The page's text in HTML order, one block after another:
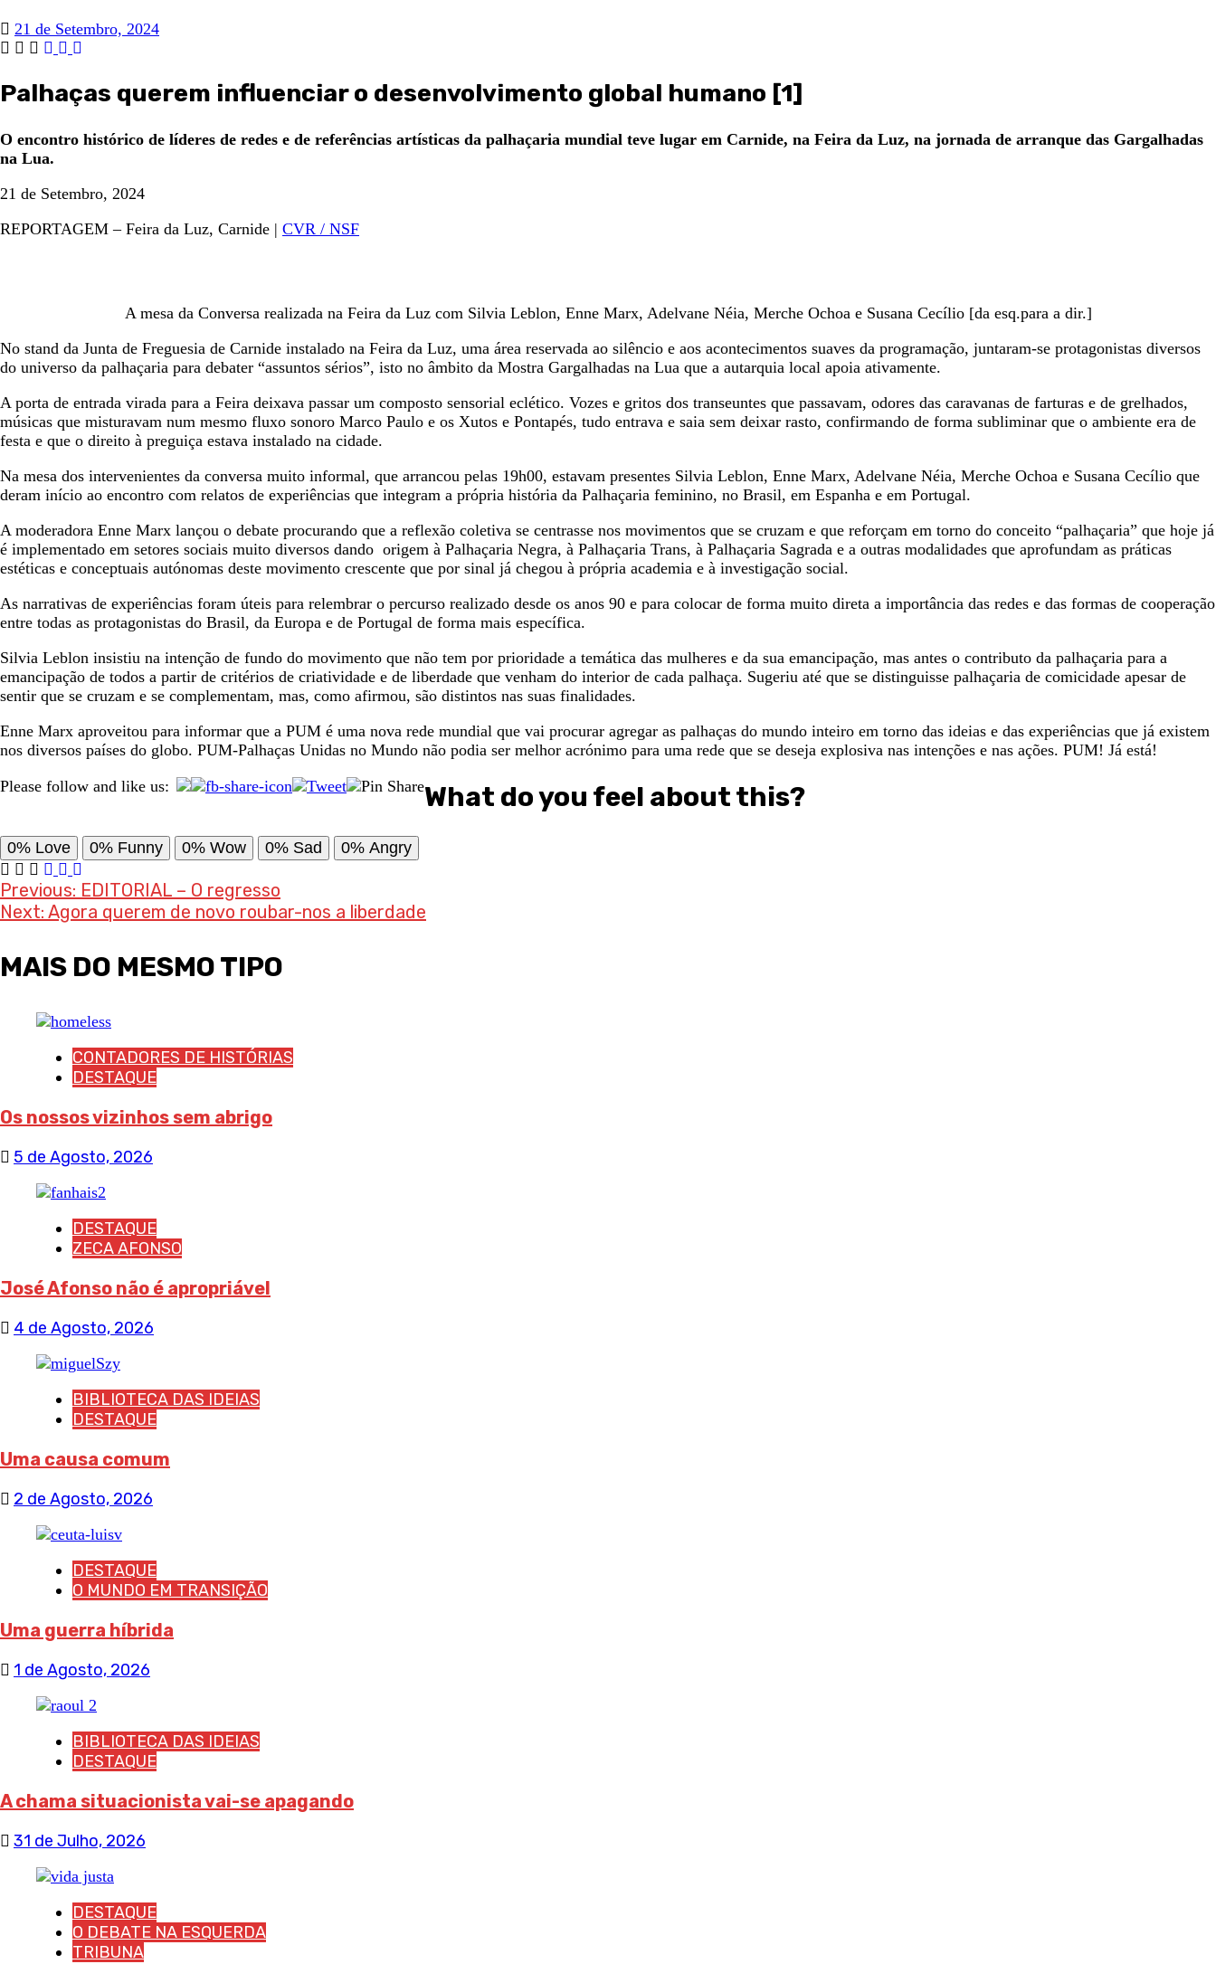
21 de Setembro, 2024
Palhaças querem influenciar o desenvolvimento global humano [1]
O encontro histórico de líderes de redes e de referências artísticas da palhaçaria mundial teve lugar em Carnide, na Feira da Luz, na jornada de arranque das Gargalhadas
na Lua.
21 de Setembro, 2024
REPORTAGEM – Feira da Luz, Carnide | CVR / NSF
A mesa da Conversa realizada na Feira da Luz com Silvia Leblon, Enne Marx, Adelvane Néia, Merche Ochoa e Susana Cecílio [da esq.para a dir.]
No stand da Junta de Freguesia de Carnide instalado na Feira da Luz, uma área reservada ao silêncio e aos acontecimentos suaves da programação, juntaram-se protagonistas diversos
do universo da palhaçaria para debater “assuntos sérios”, isto no âmbito da Mostra Gargalhadas na Lua que a autarquia local apoia ativamente.
A porta de entrada virada para a Feira deixava passar um composto sensorial eclético. Vozes e gritos dos transeuntes que passavam, odores das caravanas de farturas e de grelhados,
músicas que misturavam num mesmo fluxo sonoro Marco Paulo e os Xutos e Pontapés, tudo entrava e saia sem deixar rasto, confirmando de forma subliminar que o ambiente era de
festa e que o direito à preguiça estava instalado na cidade.
Na mesa dos intervenientes da conversa muito informal, que arrancou pelas 19h00, estavam presentes Silvia Leblon, Enne Marx, Adelvane Néia, Merche Ochoa e Susana Cecílio que
deram início ao encontro com relatos de experiências que integram a própria história da Palhaçaria feminino, no Brasil, em Espanha e em Portugal.
A moderadora Enne Marx lançou o debate procurando que a reflexão coletiva se centrasse nos movimentos que se cruzam e que reforçam em torno do conceito “palhaçaria” que hoje já
é implementado em setores sociais muito diversos dando origem à Palhaçaria Negra, à Palhaçaria Trans, à Palhaçaria Sagrada e a outras modalidades que aprofundam as práticas
estéticas e conceptuais autónomas deste movimento crescente que por sinal já chegou à própria academia e à investigação social.
As narrativas de experiências foram úteis para relembrar o percurso realizado desde os anos 90 e para colocar de forma muito direta a importância das redes e das formas de cooperação
entre todas as protagonistas do Brasil, da Europa e de Portugal de forma mais específica.
Silvia Leblon insistiu na intenção de fundo do movimento que não tem por prioridade a temática das mulheres e da sua emancipação, mas antes o contributo da palhaçaria para a
emancipação de todos a partir de critérios de criatividade e de liberdade que venham do interior de cada palhaça. Sugeriu até que se distinguisse palhaçaria de comicidade apesar de
sentir que se cruzam e se complementam, mas, como afirmou, são distintos nas suas finalidades.
Enne Marx aproveitou para informar que a PUM é uma nova rede mundial que vai procurar agregar as palhaças do mundo inteiro em torno das ideias e das experiências que já existem
nos diversos países do globo. PUM-Palhaças Unidas no Mundo não podia ser melhor acrónimo para uma rede que se deseja explosiva nas intenções e nas ações. PUM! Já está!
Please follow and like us: What do you feel about this?
0% Love 0% Funny 0% Wow 0% Sad 0% Angry
Post
navigation
Previous: EDITORIAL – O regresso
Next: Agora querem de novo roubar-nos a liberdade
MAIS DO MESMO TIPO
CONTADORES DE HISTÓRIAS
DESTAQUE
Os nossos vizinhos sem abrigo
5 de Agosto, 2026
DESTAQUE
ZECA AFONSO
José Afonso não é apropriável
4 de Agosto, 2026
BIBLIOTECA DAS IDEIAS
DESTAQUE
Uma causa comum
2 de Agosto, 2026
DESTAQUE
O MUNDO EM TRANSIÇÃO
Uma guerra híbrida
1 de Agosto, 2026
BIBLIOTECA DAS IDEIAS
DESTAQUE
A chama situacionista vai-se apagando
31 de Julho, 2026
DESTAQUE
O DEBATE NA ESQUERDA
TRIBUNA